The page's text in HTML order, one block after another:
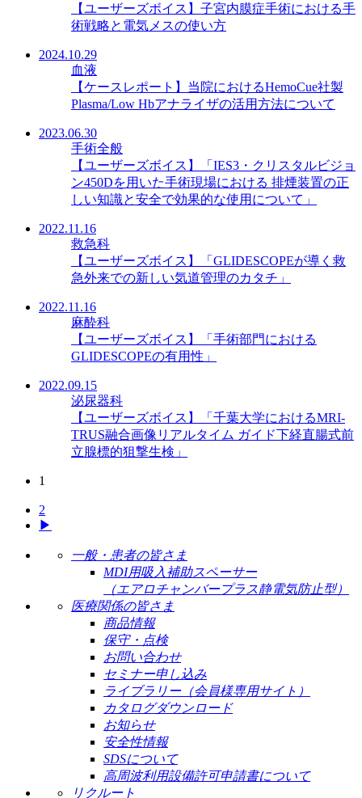
【ユーザーズボイス】子宮内膜症手術における手
術戦略と電気メスの使い方
2024.10.29
血液
【ケースレポート】当院におけるHemoCue社製
Plasma/Low Hbアナライザの活用方法について
2023.06.30
手術全般
【ユーザーズボイス】「IES3・クリスタルビジョ
ン450Dを用いた手術現場における 排煙装置の正
しい知識と安全で効果的な使用について」
2022.11.16
救急科
【ユーザーズボイス】「GLIDESCOPEが導く救
急外来での新しい気道管理のカタチ」
2022.11.16
麻酔科
【ユーザーズボイス】「手術部門における
GLIDESCOPEの有用性」
2022.09.15
泌尿器科
【ユーザーズボイス】「千葉大学におけるMRI-
TRUS融合画像リアルタイム ガイド下経直腸式前
立腺標的狙撃生検」
1
2
▶
一般・患者の皆さま
MDI用吸入補助スペーサー
（エアロチャンバープラス静電気防止型）
医療関係の皆さま
商品情報
保守・点検
お問い合わせ
セミナー申し込み
ライブラリー（会員様専用サイト）
カタログダウンロード
お知らせ
安全性情報
SDSについて
高周波利用設備許可申請書について
リクルート